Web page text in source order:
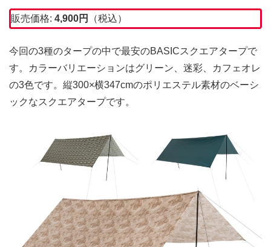
販売価格: 4,900円 （税込）
今回の3種のタープの中で最安のBASICスクエアタープで
す。カラーバリエーションはグリーン、迷彩、カフェオレ
の3色です。縦300×横347cmのポリエステル素材のベーシ
ックなスクエアタープです。